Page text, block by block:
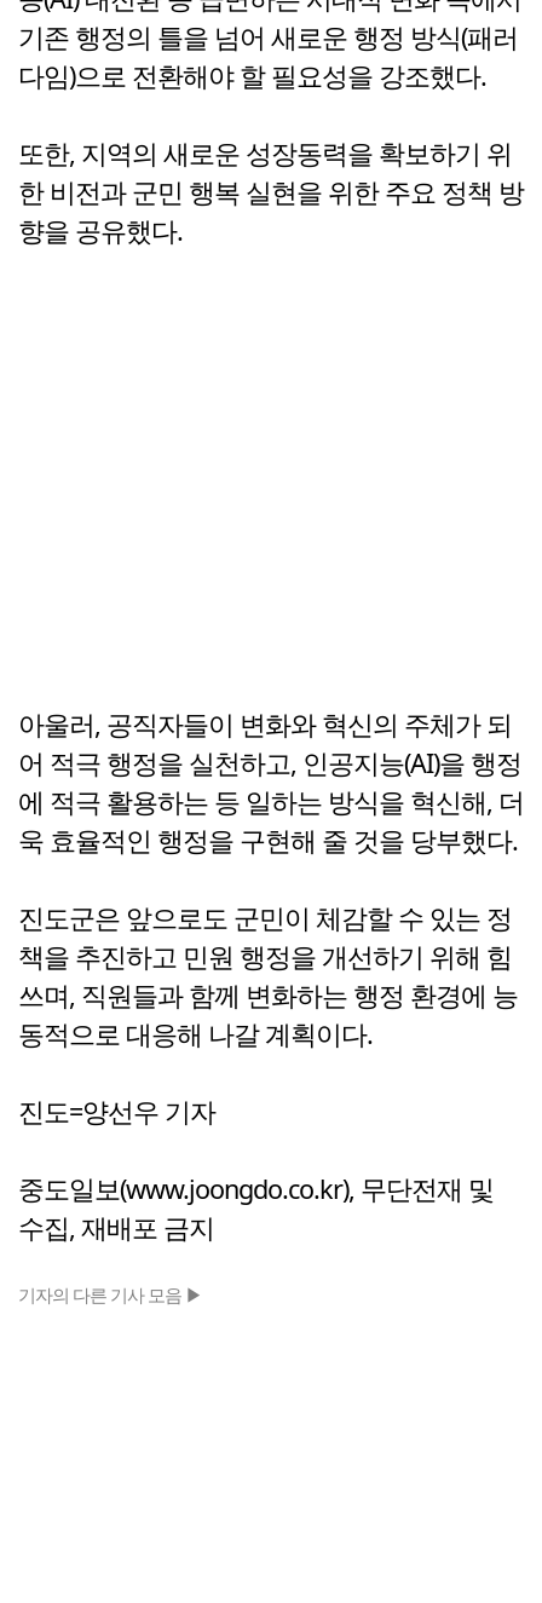
기존 행정의 틀을 넘어 새로운 행정 방식(패러
다임)으로 전환해야 할 필요성을 강조했다.
또한, 지역의 새로운 성장동력을 확보하기 위
한 비전과 군민 행복 실현을 위한 주요 정책 방
향을 공유했다.
아울러, 공직자들이 변화와 혁신의 주체가 되
어 적극 행정을 실천하고, 인공지능(AI)을 행정
에 적극 활용하는 등 일하는 방식을 혁신해, 더
욱 효율적인 행정을 구현해 줄 것을 당부했다.
진도군은 앞으로도 군민이 체감할 수 있는 정
책을 추진하고 민원 행정을 개선하기 위해 힘
쓰며, 직원들과 함께 변화하는 행정 환경에 능
동적으로 대응해 나갈 계획이다.
진도=양선우 기자
중도일보(www.joongdo.co.kr), 무단전재 및
수집, 재배포 금지
기자의 다른 기사 모음 ▶